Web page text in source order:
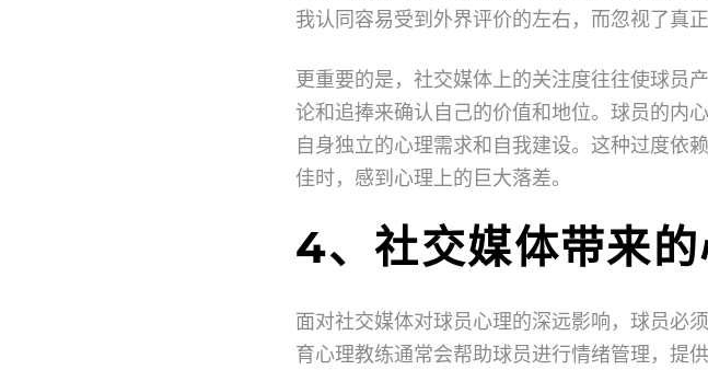
我认同容易受到外界评价的左右，而忽视了真
更重要的是，社交媒体上的关注度往往使球员
论和追捧来确认自己的价值和地位。球员的内
自身独立的心理需求和自我建设。这种过度依
佳时，感到心理上的巨大落差。
4、社交媒体带来
面对社交媒体对球员心理的深远影响，球员必
育心理教练通常会帮助球员进行情绪管理，提